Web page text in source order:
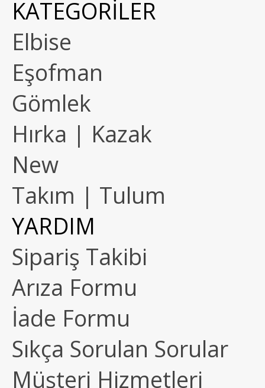
KATEGORİLER
Elbise
Eşofman
Gömlek
Hırka | Kazak
New
Takım | Tulum
YARDIM
Sipariş Takibi
Arıza Formu
İade Formu
Sıkça Sorulan Sorular
Müşteri Hizmetleri